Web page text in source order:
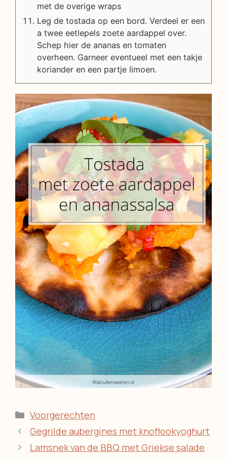
met de overige wraps
Leg de tostada op een bord. Verdeel er een
a twee eetlepels zoete aardappel over.
Schep hier de ananas en tomaten
overheen. Garneer eventueel met een takje
koriander en een partje limoen.
Categorieën
Voorgerechten
Gegrilde aubergines met knoflookyoghurt
Lamsnek van de BBQ met Griekse salade